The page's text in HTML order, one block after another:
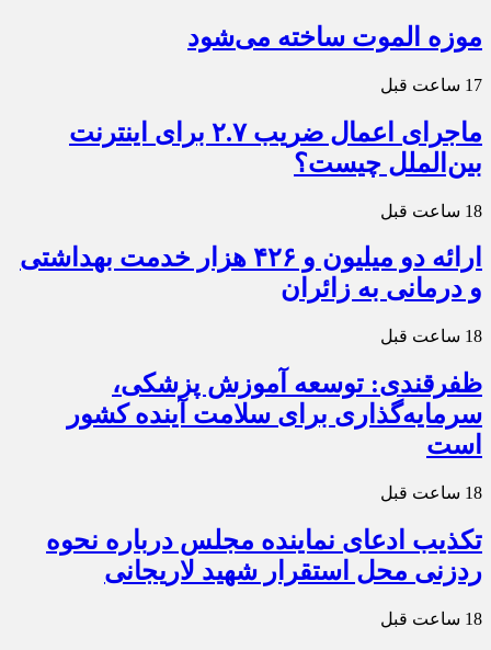
موزه الموت ساخته می‌شود
17 ساعت قبل
ماجرای اعمال ضریب ۲.۷ برای اینترنت
بین‌الملل چیست؟
18 ساعت قبل
ارائه دو میلیون و ۴۲۶ هزار خدمت بهداشتی
و درمانی به زائران
18 ساعت قبل
ظفرقندی: توسعه آموزش پزشکی،
سرمایه‌گذاری برای سلامت آینده کشور
است
18 ساعت قبل
تکذیب ادعای نماینده مجلس درباره نحوه
ردزنی محل استقرار شهید لاریجانی
18 ساعت قبل